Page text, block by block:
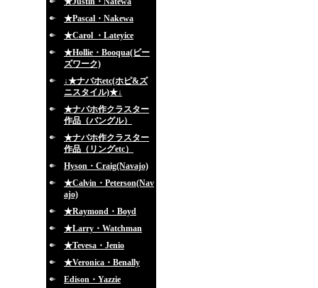
★Pascal・Nakewa
★Carol ・Lateyice
★Hollie・Booqua(ビー
ズワーク)
↓★ナバホetc(ホピ&ズ
ニスタイル)★↓
★ナバホ作クラスター
作品（バングル）
★ナバホ作クラスター
作品（リングetc）
Hyson・Craig(Navajo)
★Calvin・Peterson(Nav
ajo)
★Raymond・Boyd
★Larry・Watchman
★Tevesa・Jenio
★Veronica・Benally
Edison・Yazzie